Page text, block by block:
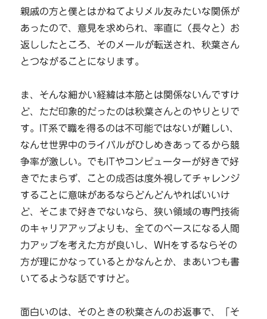
親戚の方と僕とはかねてよりメル友みたいな関係が
あったので、意見を求められ、率直に（長々と）お
返ししたところ、そのメールが転送され、秋葉さん
とつながることになります。
ま、そんな細かい経緯は本筋とは関係ないんですけ
ど、ただ印象的だったのは秋葉さんとのやりとりで
す。IT系で職を得るのは不可能ではないが難しい、
なんせ世界中のライバルがひしめきあってるから競
争率が激しい。でもITやコンピューターが好きで好
きでたまらず、ことの成否は度外視してチャレンジ
することに意味があるならどんどんやればいいけ
ど、そこまで好きでないなら、狭い領域の専門技術
のキャリアアップよりも、全てのベースになる人間
力アップを考えた方が良いし、WHをするならその
方が理にかなっているとかなんとか、まあいつも書
いてるような話ですけど。
面白いのは、そのときの秋葉さんのお返事で、「そ